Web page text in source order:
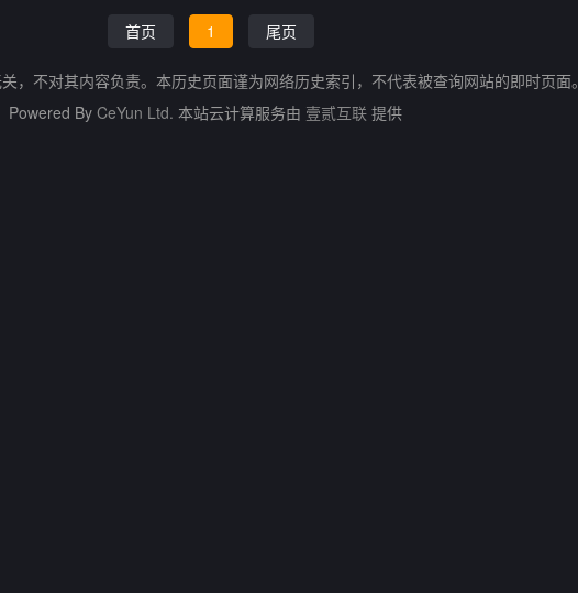
首页 1 尾页
，不对其内容负责。本历史页面谨为网络历史索引，不代表被查询网站的即时页面。
Powered By CeYun Ltd. 本站云计算服务由 壹贰互联 提供